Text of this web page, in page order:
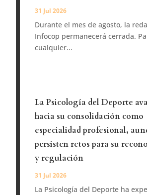
31 Jul 2026
Durante el mes de agosto, la
Infocop permanecerá cerrada.
cualquier...
La Psicología del Deporte
hacia su consolidación como
especialidad profesional,
persisten retos para su
y regulación
31 Jul 2026
La Psicología del Deporte ha